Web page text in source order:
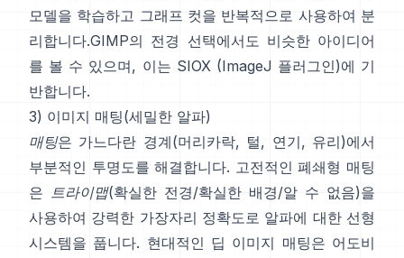
모델을 학습하고 그래프 컷을 반복적으로 사용하여 분
리합니다.GIMP의 전경 선택에서도 비슷한 아이디어
를 볼 수 있으며, 이는 SIOX (ImageJ 플러그인)에 기
반합니다.
3) 이미지 매팅(세밀한 알파)
매팅은 가느다란 경계(머리카락, 털, 연기, 유리)에서
부분적인 투명도를 해결합니다. 고전적인 폐쇄형 매팅
은 트라이맵(확실한 전경/확실한 배경/알 수 없음)을
사용하여 강력한 가장자리 정확도로 알파에 대한 선형
시스템을 풉니다. 현대적인 딥 이미지 매팅은 어도비